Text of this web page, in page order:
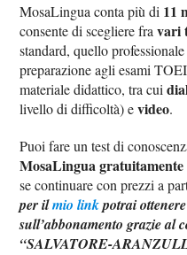
MosaLingua conta più di 11
consente di scegliere fravari
standard, quello
preparazione agli esami
materiale didattico, tra cui
livello di difficoltà) evideo.
Puoi fare un test di
MosaLingua
se continuare con prezzi a
per ilmio linkpotrai
sull’abbonamento grazie al
“SALVATORE-